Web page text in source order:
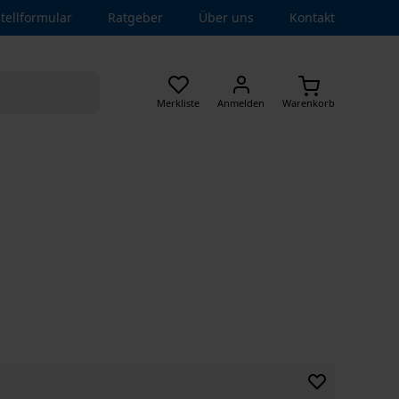
Ratgeber Über uns Kontakt
Merkliste Anmelden Warenkorb